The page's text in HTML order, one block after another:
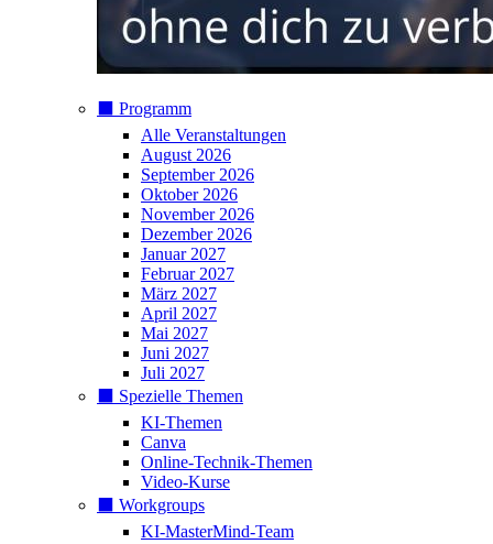
⬛️ Programm
Alle Veranstaltungen
August 2026
September 2026
Oktober 2026
November 2026
Dezember 2026
Januar 2027
Februar 2027
März 2027
April 2027
Mai 2027
Juni 2027
Juli 2027
⬛️ Spezielle Themen
KI-Themen
Canva
Online-Technik-Themen
Video-Kurse
⬛️ Workgroups
KI-MasterMind-Team